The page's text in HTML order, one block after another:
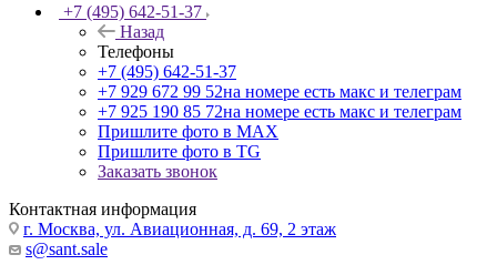
+7 (495) 642-51-37
Назад
Телефоны
+7 (495) 642-51-37
+7 929 672 99 52на номере есть макс и телеграм
+7 925 190 85 72на номере есть макс и телеграм
Пришлите фото в MAX
Пришлите фото в TG
Заказать звонок
Контактная информация
г. Москва, ул. Авиационная, д. 69, 2 этаж
s@sant.sale